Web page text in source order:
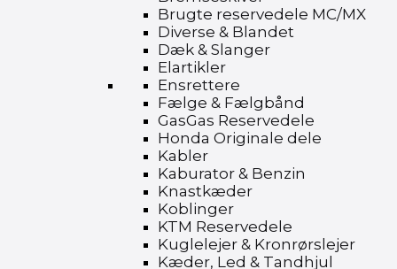
Brugte reservedele MC/MX
Diverse & Blandet
Dæk & Slanger
Elartikler
Ensrettere
Fælge & Fælgbånd
GasGas Reservedele
Honda Originale dele
Kabler
Kaburator & Benzin
Knastkæder
Koblinger
KTM Reservedele
Kuglelejer & Kronrørslejer
Kæder, Led & Tandhjul